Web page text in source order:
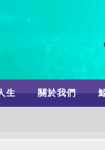
生 關於我們